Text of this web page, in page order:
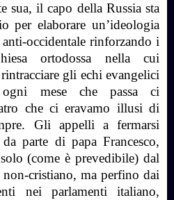
sua, il capo della Russia sta
per elaborare un’ideologia
occidentale rinforzando i
ortodossa nella cui
gli echi evangelici
mese che passa ci
che ci eravamo illusi di
Gli appelli a fermarsi
parte di papa Francesco,
(come è prevedibile) dal
cristiano, ma perfino dai
nei parlamenti italiano,